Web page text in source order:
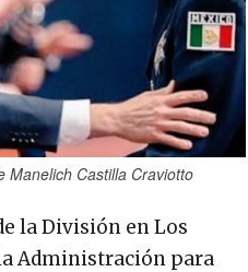
Manelich Castilla Craviotto
la División en Los
Administración para